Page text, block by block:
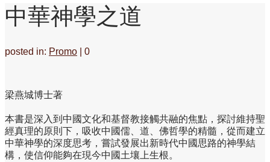
中華神學之道
posted in: Promo 0
梁燕城博士著
本書是深入到中國文化和基督教接觸共融的焦點，探討維持聖
經真理的原則下，吸收中國儒、道、佛哲學的精髓，從而建立
中華神學的深度思考，嘗試發展出新時代中國思路的神學結
構，使信仰能夠在現今中國土壤上生根。